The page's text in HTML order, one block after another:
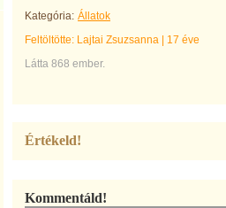
Kategória: Állatok
Feltöltötte: Lajtai Zsuzsanna
17 éve
Látta 868 ember.
Értékeld!
Kommentáld!